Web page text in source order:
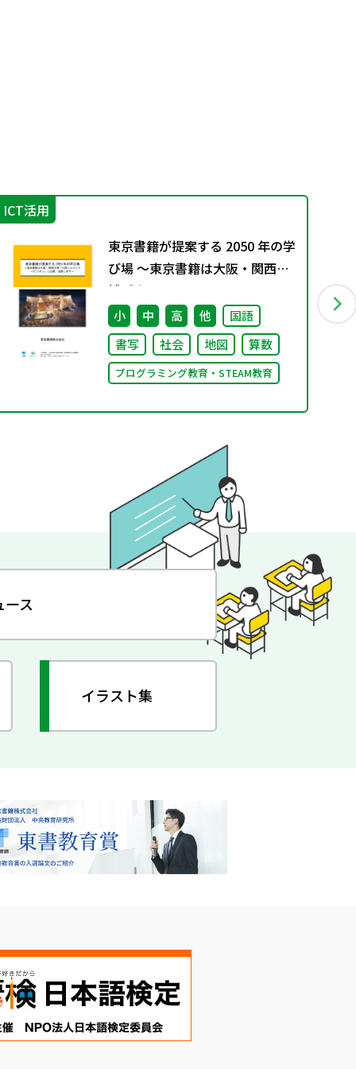
ICT活用
東京書籍が提案する 2050 年の学
び場 ～東京書籍は大阪・関西万
博「大阪ヘルスケア パビリオ
ン」に出展・協賛します～
小 中 高 他
国語
書写
社会 地図 算数
プログラミング教育・STEAM教育
ース
イラスト集